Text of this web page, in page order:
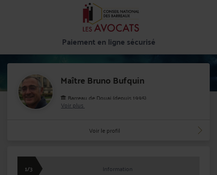
Paiement en ligne sécurisé
Maître Bruno Bufquin
Barreau de Douai (depuis 1995)
36 Place Carnot 59500 DOUAI
Voir plus
Voir le profil
1/3 Information